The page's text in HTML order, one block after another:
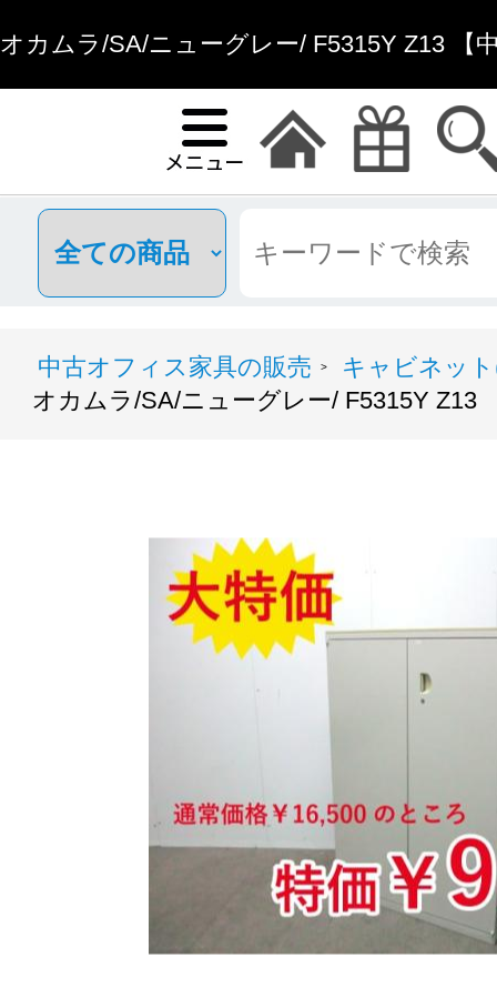
オカムラ/SA/ニューグレー/ F5315Y Z13 【
オフィス家具
中古オフィス家具の販売 >
キャビネッ
オカムラ/SA/ニューグレー/ F5315Y Z13